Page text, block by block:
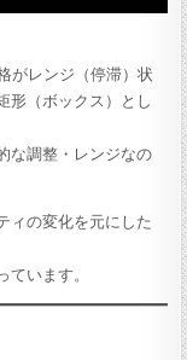
がレンジ（停滞）状
形（ボックス）とし
な調整・レンジなの
ィの変化を元にした
います。